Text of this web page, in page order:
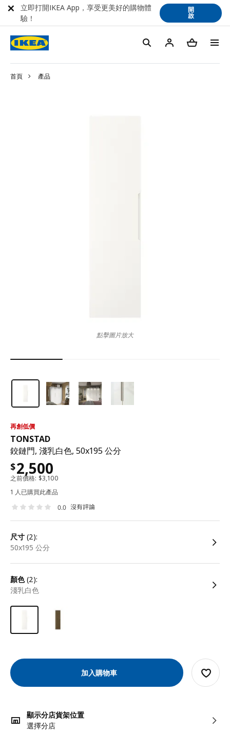
首頁 產品
再創低價
TONSTAD
鉸鏈門, 淺乳白色, 50x195 公分
$2,500
之前價格: $3,100
1 人已購買此產品
0.0 沒有評論
尺寸 (2):
50x195 公分
顏色(2):
淺乳白色
加入購物車
顯示分店貨架位置
選擇分店
點擊圖片放大
立即打開IKEA App，享受更美好的購物體
驗！
開
啟